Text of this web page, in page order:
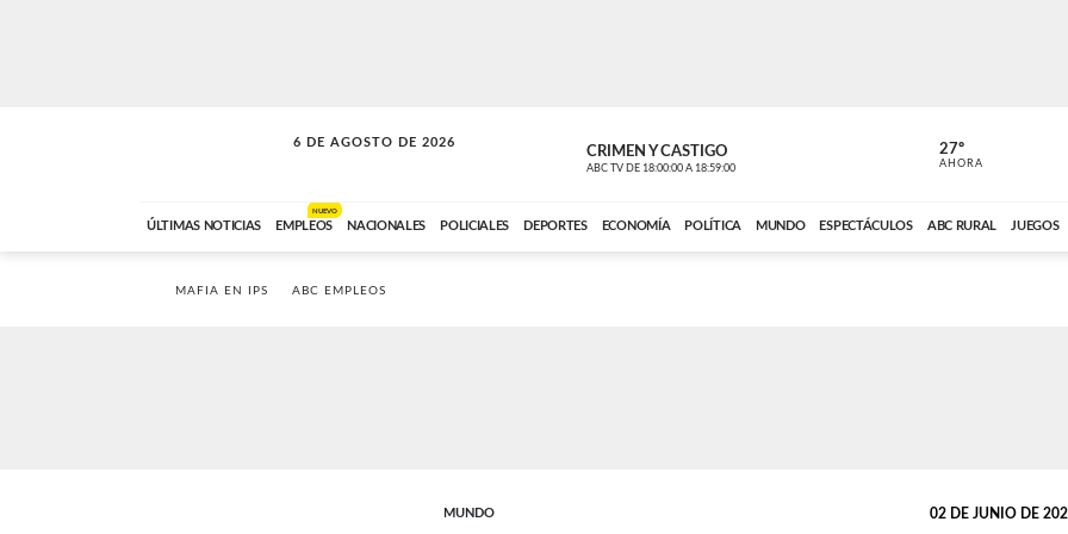
6 DE AGOSTO DE 2026
SOLO MÚSICA CRIMEN Y CASTIGO
ABC TV DE 18:00:00 A 18:59:00 ABC CARDINAL
27º
AHORA
ÚLTIMAS NOTICIAS EMPLEOS
NUEVO
NACIONALES POLICIALES DEPORTES ECONOMÍA POLÍTICA MUNDO ESPECTÁCULOS ABC RURAL JUEGOS
MAFIA EN IPS ABC EMPLEOS
MUNDO 02 DE JUNIO DE